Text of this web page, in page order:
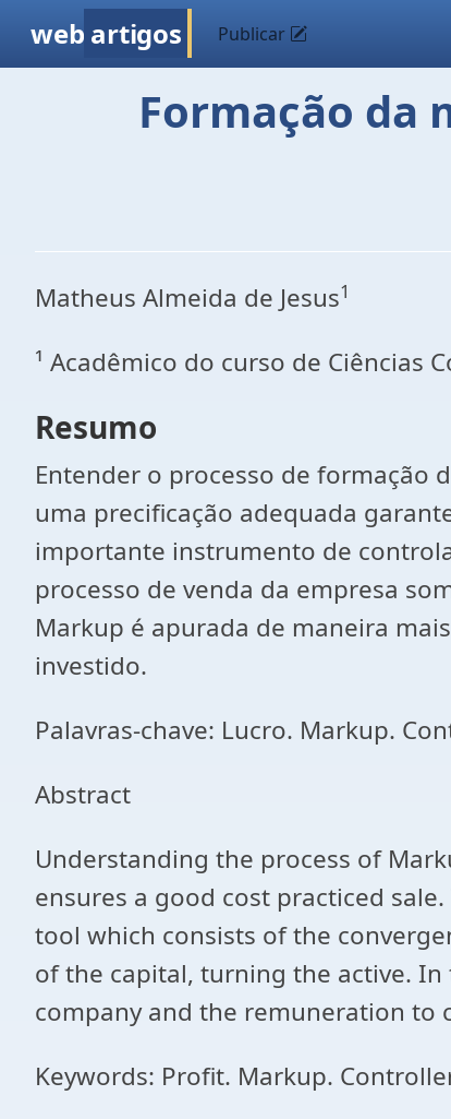
web artigos Publicar
Formação da
Matheus Almeida de Jesus1
¹ Acadêmico do curso de Ciências
Resumo
Entender o processo de formação
uma precificação adequada
importante instrumento de
processo de venda da empresa
Markup é apurada de maneira
investido.
Palavras-chave: Lucro. Markup.
Abstract
Understanding the process of
ensures a good cost practiced
tool which consists of the
of the capital, turning the active.
company and the remuneration to
Keywords: Profit. Markup.